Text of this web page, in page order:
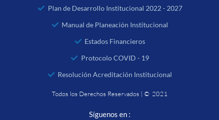
Plan de Desarrollo Institucional 2022 - 2027
Manual de Planeación Institucional
Estados Financieros
Protocolo COVID - 19
Resolución Acreditación Institucional
Todos los Derechos Reservados | © 2021
Síguenos en :